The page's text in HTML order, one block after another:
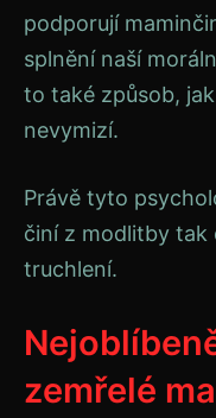
podporují
splnění naší
to také způsob,
nevymizí.
Právě tyto
činí z modlitby tak
truchlení.
zemřelé